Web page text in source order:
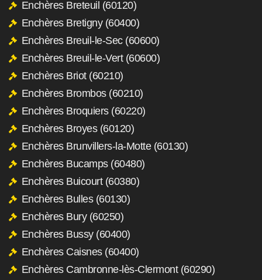
Enchères Breteuil (60120)
Enchères Bretigny (60400)
Enchères Breuil-le-Sec (60600)
Enchères Breuil-le-Vert (60600)
Enchères Briot (60210)
Enchères Brombos (60210)
Enchères Broquiers (60220)
Enchères Broyes (60120)
Enchères Brunvillers-la-Motte (60130)
Enchères Bucamps (60480)
Enchères Buicourt (60380)
Enchères Bulles (60130)
Enchères Bury (60250)
Enchères Bussy (60400)
Enchères Caisnes (60400)
Enchères Cambronne-lès-Clermont (60290)